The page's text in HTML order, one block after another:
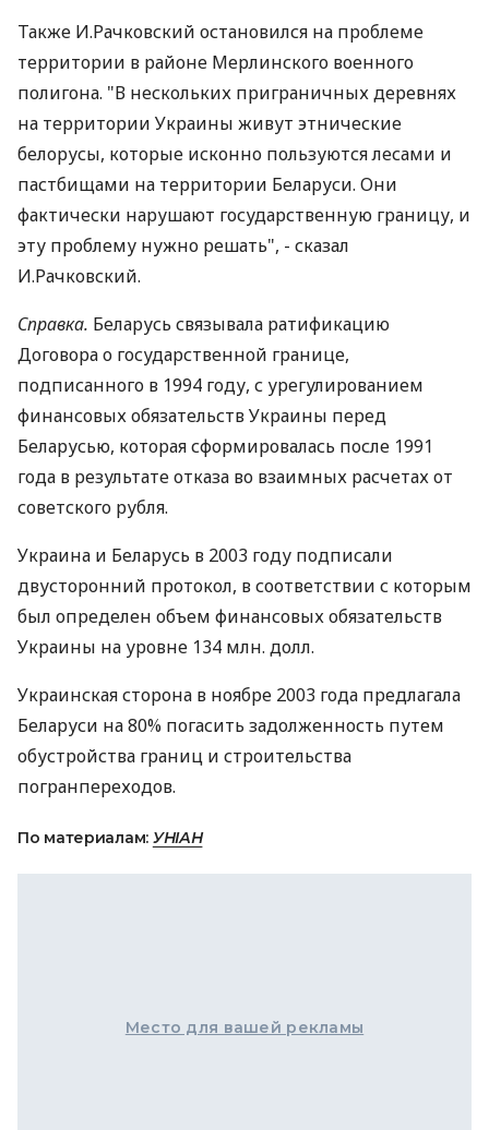
Также И.Рачковский остановился на проблеме
территории в районе Мерлинского военного
полигона. "В нескольких приграничных деревнях
на территории Украины живут этнические
белорусы, которые исконно пользуются лесами и
пастбищами на территории Беларуси. Они
фактически нарушают государственную границу, и
эту проблему нужно решать", - сказал
И.Рачковский.
Справка. Беларусь связывала ратификацию
Договора о государственной границе,
подписанного в 1994 году, с урегулированием
финансовых обязательств Украины перед
Беларусью, которая сформировалась после 1991
года в результате отказа во взаимных расчетах от
советского рубля.
Украина и Беларусь в 2003 году подписали
двусторонний протокол, в соответствии с которым
был определен объем финансовых обязательств
Украины на уровне 134 млн. долл.
Украинская сторона в ноябре 2003 года предлагала
Беларуси на 80% погасить задолженность путем
обустройства границ и строительства
погранпереходов.
По материалам: УНІАН
Место для вашей рекламы